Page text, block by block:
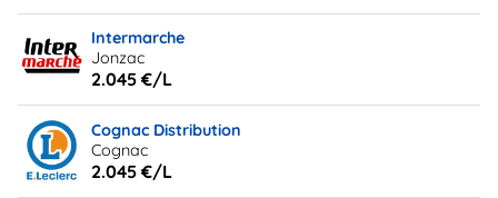
Intermarche
Jonzac
2.045 €/L
Cognac Distribution
Cognac
2.045 €/L